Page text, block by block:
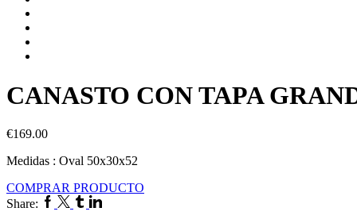
CANASTO CON TAPA
€169.00
Medidas : Oval 50x30x52
COMPRAR PRODUCTO
Share: